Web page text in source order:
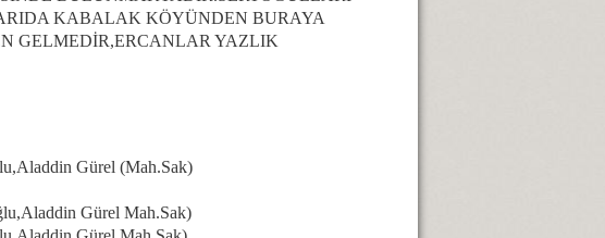
KABALAK KÖYÜNDEN BURAYA
GELMEDİR,ERCANLAR YAZLIK
Gürel (Mah.Sak)
Gürel Mah.Sak)